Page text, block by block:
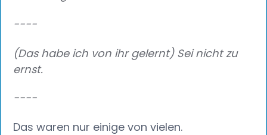
----
(Das habe ich von ihr gelernt) Sei nicht zu
ernst.
----
Das waren nur einige von vielen.